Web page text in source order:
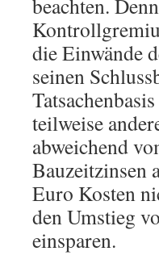
beachten.
die Einwände
seinen
teilweise
abweichend
Bauzeitzinsen
Euro Kosten
den Umstieg
einsparen.